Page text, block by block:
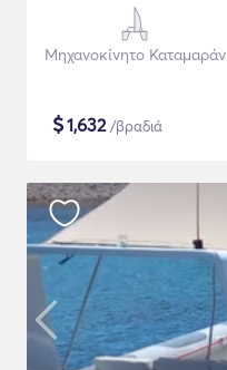
Μηχανοκίνητο Καταμαράν
$1,632/βραδιά